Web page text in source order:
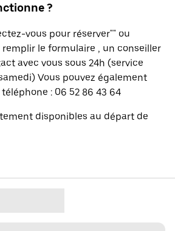
?
vous pour réserver"" ou
remplir le formulaire , un conseiller
avec vous sous 24h (service
Vous pouvez également
: 06 52 86 43 64
disponibles au départ de